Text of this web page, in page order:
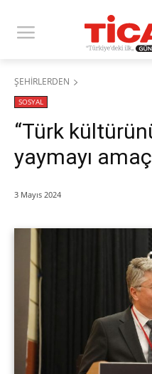
ŞEHİRLERDEN
SOSYAL
“Türk
yaymayı
3 Mayıs 2024